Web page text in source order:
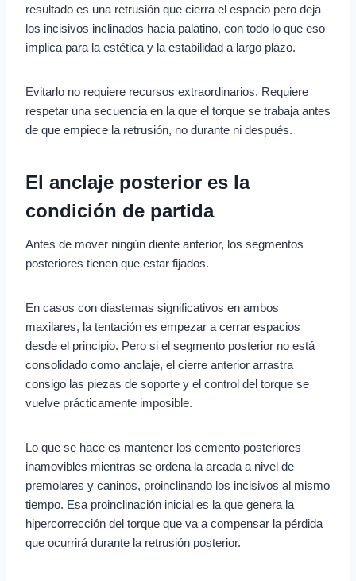
resultado es una retrusión que cierra el espacio pero deja
los incisivos inclinados hacia palatino, con todo lo que eso
implica para la estética y la estabilidad a largo plazo.
Evitarlo no requiere recursos extraordinarios. Requiere
respetar una secuencia en la que el torque se trabaja antes
de que empiece la retrusión, no durante ni después.
El anclaje posterior es la
condición de partida
Antes de mover ningún diente anterior, los segmentos
posteriores tienen que estar fijados.
En casos con diastemas significativos en ambos
maxilares, la tentación es empezar a cerrar espacios
desde el principio. Pero si el segmento posterior no está
consolidado como anclaje, el cierre anterior arrastra
consigo las piezas de soporte y el control del torque se
vuelve prácticamente imposible.
Lo que se hace es mantener los cemento posteriores
inamovibles mientras se ordena la arcada a nivel de
premolares y caninos, proinclinando los incisivos al mismo
tiempo. Esa proinclinación inicial es la que genera la
hipercorrección del torque que va a compensar la pérdida
que ocurrirá durante la retrusión posterior.